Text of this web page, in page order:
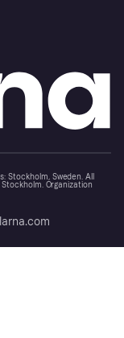
Stockholm, Sweden. All
Organization